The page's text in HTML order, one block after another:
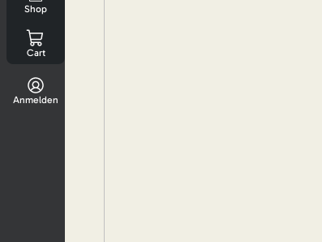
Shop
Cart
Anmelden